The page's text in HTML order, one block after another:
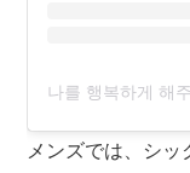
メンズでは、シ